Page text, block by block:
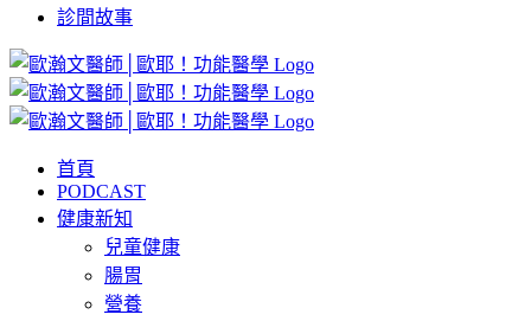
診間故事
首頁
PODCAST
健康新知
兒童健康
腸胃
營養